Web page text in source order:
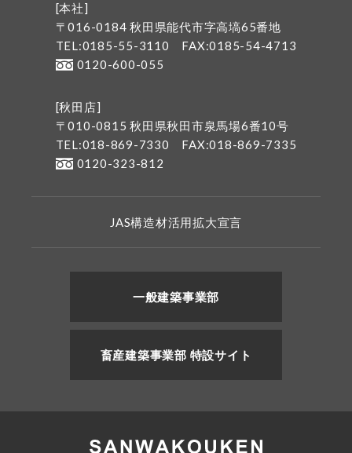
[本社]
〒016-0184 秋田県能代市字高塙65番地
TEL:0185-55-3110
FAX:0185-54-4713
0120-600-055
[秋田店]
〒010-0815 秋田県秋田市泉馬場6番10号
TEL:018-869-7330
FAX:018-869-7335
0120-323-812
JAS構造材活用拡大宣言
一般建築事業部
畜産建築事業部 特設サイト